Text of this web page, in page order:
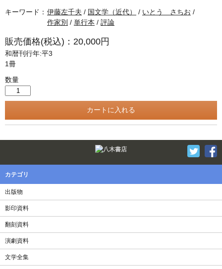
キーワード： 伊藤左千夫 / 国文学（近代） / いとう さちお /
作家別 / 単行本 / 評論
販売価格(税込)：20,000円
和暦刊行年:平3
1冊
数量
Twitter
カテゴリ
出版物
影印資料
翻刻資料
演劇資料
文学全集